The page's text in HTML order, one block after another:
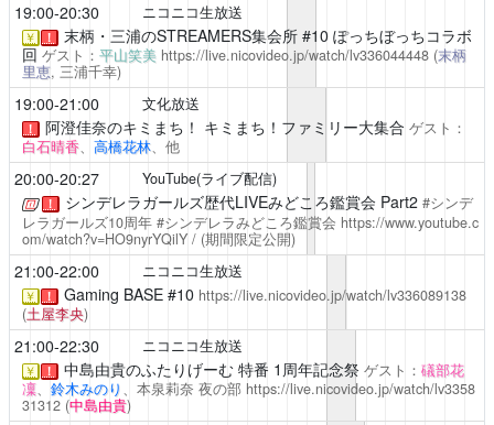
19:00-20:30 ニコニコ生放送
￥ ！ 末柄・三浦のSTREAMERS集会所#10 ぽっちぼっちコラボ
回 ゲスト： 平山笑美 https://live.nicovideo.jp/watch/lv336044448 (末柄
里恵, 三浦千幸)
19:00-21:00 文化放送
！ 阿澄佳奈のキミまち！ キミまち！ファミリー大集合 ゲスト：
白石晴香、 高橋花林、他
20:00-20:27 YouTube(ライブ配信)
！ シンデレラガールズ歴代LIVEみどころ鑑賞会 Part2 #シンデ
レラガールズ10周年 #シンデレラみどころ鑑賞会 https://www.youtube.c
om/watch?v=HO9nyrYQilY/ (期間限定公開)
21:00-22:00 ニコニコ生放送
￥ ！ Gaming BASE#10 https://live.nicovideo.jp/watch/lv336089138
(土屋李央)
21:00-22:30 ニコニコ生放送
￥ ！ 中島由貴のふたりげーむ特番 1周年記念祭 ゲスト： 礒部花
凜、 鈴木みのり 、本泉莉奈 夜の部 https://live.nicovideo.jp/watch/lv3358
31312 (中島由貴)